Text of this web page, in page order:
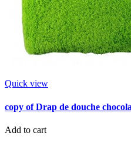
Quick view
copy of Drap de douche
Add to cart